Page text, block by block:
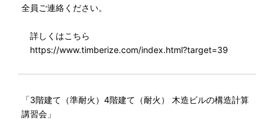
全員ご連絡ください。
詳しくはこちら
https://www.timberize.com/index.html?target=39
「3階建て（準耐火）4階建て（耐火） 木造ビルの構造計算
講習会」